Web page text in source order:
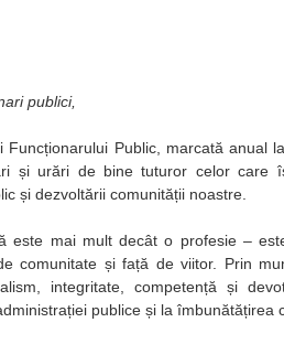
publici,
Funcționarului Public, marcată anual
și urări de bine tuturor celor care
și dezvoltării comunității noastre.
este mai mult decât o profesie –
comunitate și față de viitor. Prin
integritate, competență și
publice și la îmbunătățirea